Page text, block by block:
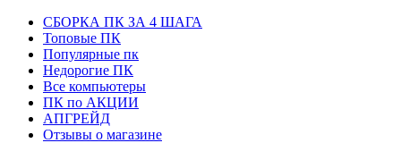
СБОРКА ПК ЗА 4 ШАГА
Топовые ПК
Популярные пк
Недорогие ПК
Все компьютеры
ПК по АКЦИИ
АПГРЕЙД
Отзывы о магазине